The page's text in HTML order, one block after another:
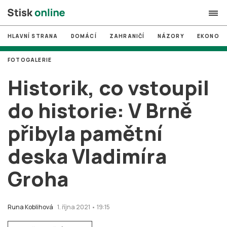
search
# MUNI
# Brno
# volby
login PŘIHLÁSIT SE
Zapomněli jste heslo?
HLAVNÍ STRANA DOMÁCÍ ZAHRANIČÍ NÁZORY
Historik, co vstoupil
do historie: V Brně
přibyla pamětní
deska Vladimíra
Groha
Runa Koblihová 1. října 2021 • 19:15
FOTOGALERIE